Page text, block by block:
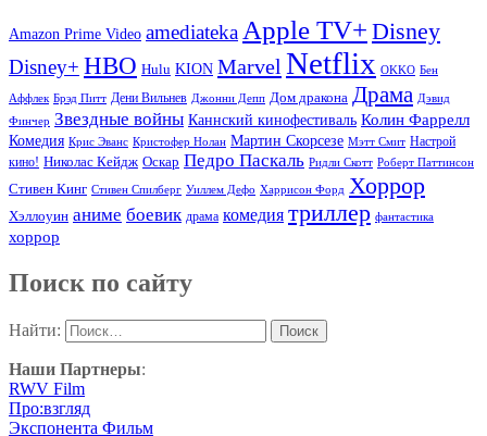
Amazon Prime Video amediateka Apple TV+ Disney
Disney+ HBO Hulu KION Marvel Netflix OKKO Бен
Аффлек Брэд Питт Дени Вильнев Джонни Депп Дом дракона Драма Дэвид
Финчер Звездные войны Каннский кинофестиваль Колин Фаррелл
Комедия Крис Эванс Кристофер Нолан Мартин Скорсезе Мэтт Смит Настрой
кино! Николас Кейдж Оскар Педро Паскаль Ридли Скотт Роберт Паттинсон
Стивен Кинг Стивен Спилберг Уиллем Дефо Харрисон Форд Хоррор
Хэллоуин аниме боевик драма комедия триллер фантастика
хоррор
Поиск по сайту
Найти:
Наши Партнеры:
RWV Film
Про:взгляд
Экспонента Фильм